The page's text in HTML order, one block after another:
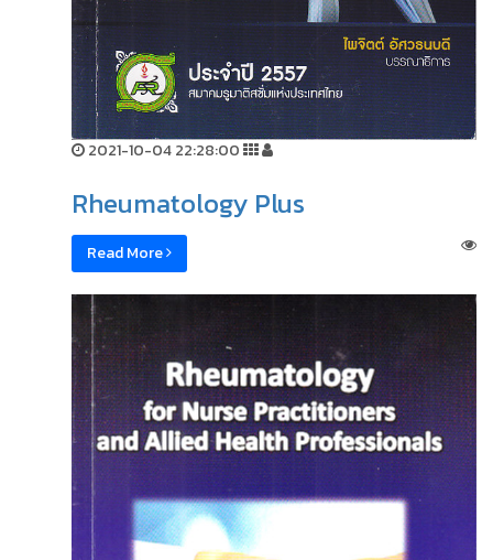
2021-10-04 22:28:00
Rheumatology Plus
Read More